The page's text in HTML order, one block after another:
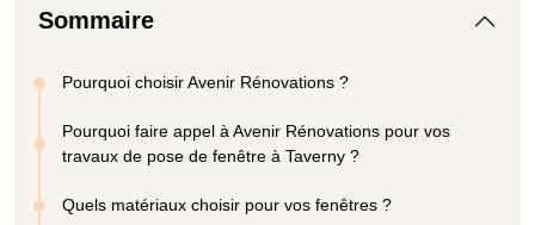
Sommaire
Pourquoi choisir Avenir Rénovations ?
Pourquoi faire appel à Avenir Rénovations pour vos
travaux de pose de fenêtre à Taverny ?
Quels matériaux choisir pour vos fenêtres ?